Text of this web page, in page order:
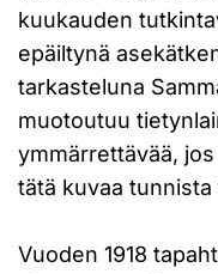
kuukauden
epäiltynä
tarkasteluna
muotoutuu
ymmärrettävää,
tätä kuvaa tunnista
Vuoden 1918